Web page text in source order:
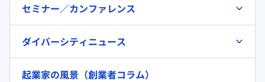
セミナー／カンファレンス
ダイバーシティニュース
起業家の風景（創業者コラム）